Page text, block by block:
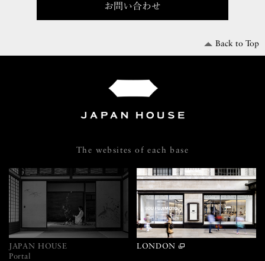
お問い合わせ
Back to Top
The websites of each base
JAPAN HOUSE
Portal
LONDON